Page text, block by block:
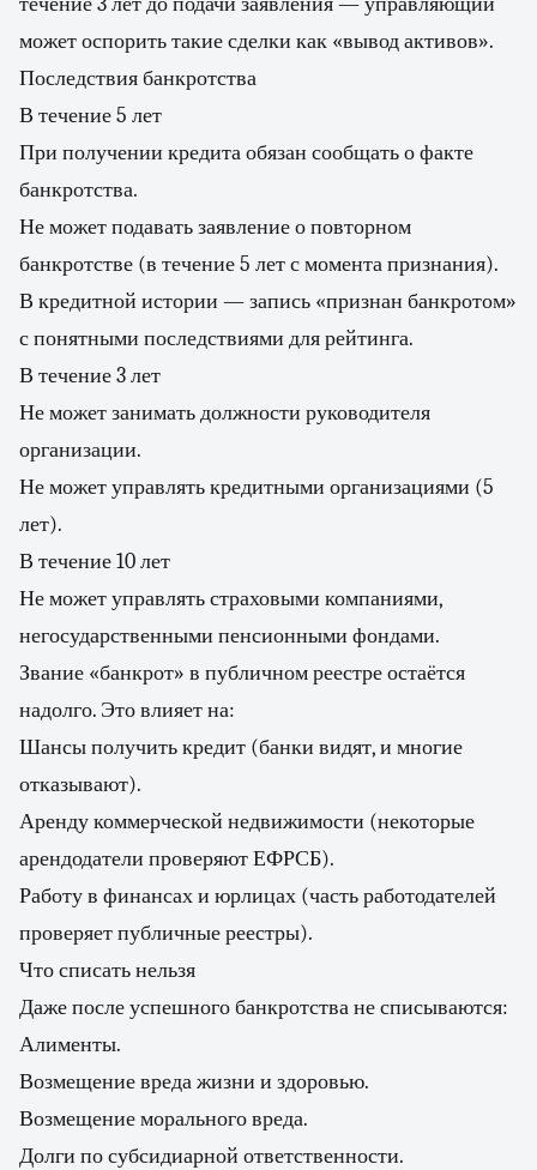
может оспорить такие сделки как «вывод активов».
Последствия банкротства
В течение 5 лет
При получении кредита обязан сообщать о факте
банкротства.
Не может подавать заявление о повторном
банкротстве (в течение 5 лет с момента признания).
В кредитной истории — запись «признан банкротом»
с понятными последствиями для рейтинга.
В течение 3 лет
Не может занимать должности руководителя
организации.
Не может управлять кредитными организациями (5
лет).
В течение 10 лет
Не может управлять страховыми компаниями,
негосударственными пенсионными фондами.
Звание «банкрот» в публичном реестре остаётся
надолго. Это влияет на:
Шансы получить кредит (банки видят, и многие
отказывают).
Аренду коммерческой недвижимости (некоторые
арендодатели проверяют ЕФРСБ).
Работу в финансах и юрлицах (часть работодателей
проверяет публичные реестры).
Что списать нельзя
Даже после успешного банкротства не списываются:
Алименты.
Возмещение вреда жизни и здоровью.
Возмещение морального вреда.
Долги по субсидиарной ответственности.